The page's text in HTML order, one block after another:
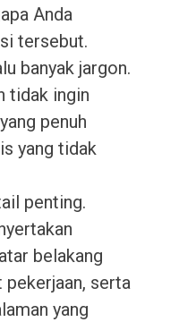
Anda
tersebut.
banyak jargon.
tidak ingin
penuh
yang tidak
penting.
belakang
pekerjaan, serta
yang